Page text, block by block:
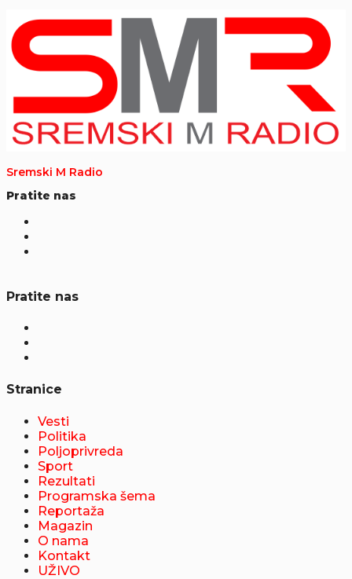
Sremski M Radio
Pratite nas
Pratite nas
Stranice
Vesti
Politika
Poljoprivreda
Sport
Rezultati
Programska šema
Reportaža
Magazin
O nama
Kontakt
UŽIVO